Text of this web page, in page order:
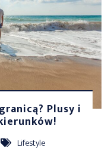
Plusy i
Lifestyle